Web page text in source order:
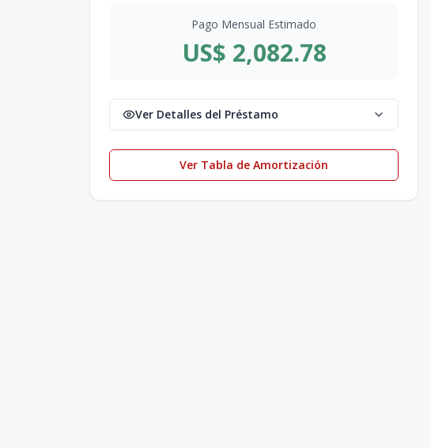
Pago Mensual Estimado
US$ 2,082.78
Ver Detalles del Préstamo
Ver Tabla de Amortización